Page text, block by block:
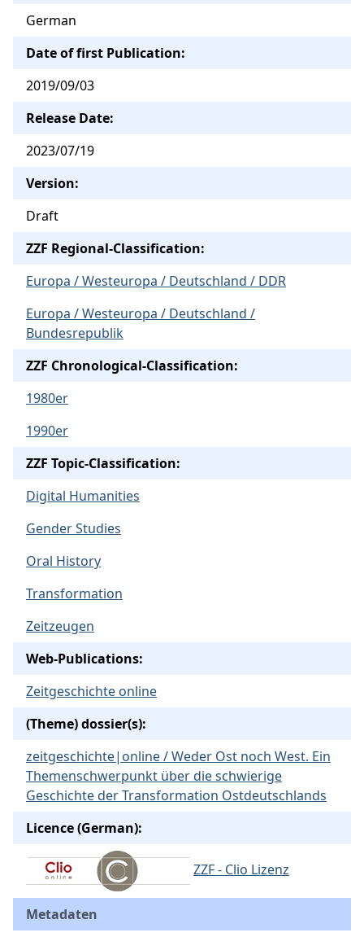
Metadaten
German
Date of first Publication:
2019/09/03
Release Date:
2023/07/19
Version:
Draft
ZZF Regional-Classification:
Europa / Westeuropa / Deutschland / DDR
Europa / Westeuropa / Deutschland /
Bundesrepublik
ZZF Chronological-Classification:
1980er
1990er
ZZF Topic-Classification:
Digital Humanities
Gender Studies
Oral History
Transformation
Zeitzeugen
Web-Publications:
Zeitgeschichte online
(Theme) dossier(s):
zeitgeschichte|online / Weder Ost noch West. Ein
Themenschwerpunkt über die schwierige
Geschichte der Transformation Ostdeutschlands
Licence (German):
ZZF - Clio Lizenz